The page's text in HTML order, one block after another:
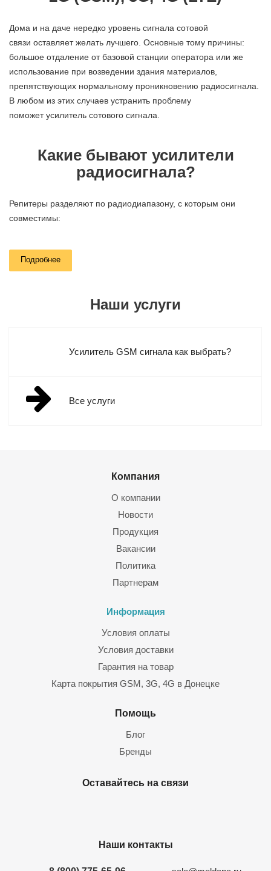
Дома и на даче нередко уровень сигнала сотовой
связи оставляет желать лучшего. Основные тому причины:
большое отдаление от базовой станции оператора или же
использование при возведении здания материалов,
препятствующих нормальному проникновению радиосигнала.
В любом из этих случаев устранить проблему
поможет усилитель сотового сигнала.
Какие бывают усилители
радиосигнала?
Репитеры разделяют по радиодиапазону, с которым они
совместимы:
3G (1900 МГц);
Также существуют многодиапазонные репитеры,
квартире, в офисе, на любом другом объекте
Мбит\с, средний ping: 25 – 40 мс). Этого хватит и на просмотр
потокового видео, и даже на стриминг 4К-видео!
оборудование для улучшения радиосигнала
любого оператора связи. Доставка — по всей РФ, гарантия от
производителя. Можно также заказать монтаж и проведение
Подробнее
Наши услуги
Усилитель GSM сигнала как выбрать?
Все услуги
Компания
О компании
Новости
Продукция
Вакансии
Политика
Партнерам
Информация
Условия оплаты
Условия доставки
Гарантия на товар
Карта покрытия GSM, 3G, 4G в Донецке
Помощь
Блог
Бренды
Оставайтесь на связи
Наши контакты